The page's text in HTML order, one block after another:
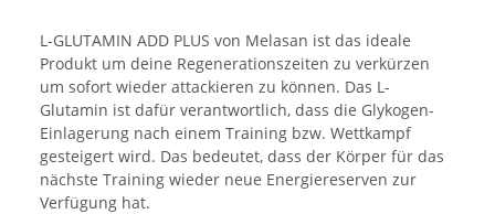
L-GLUTAMIN ADD PLUS von Melasan ist das ideale
Produkt um deine Regenerationszeiten zu verkürzen
um sofort wieder attackieren zu können. Das L-
Glutamin ist dafür verantwortlich, dass die Glykogen-
Einlagerung nach einem Training bzw. Wettkampf
gesteigert wird. Das bedeutet, dass der Körper für das
nächste Training wieder neue Energiereserven zur
Verfügung hat.